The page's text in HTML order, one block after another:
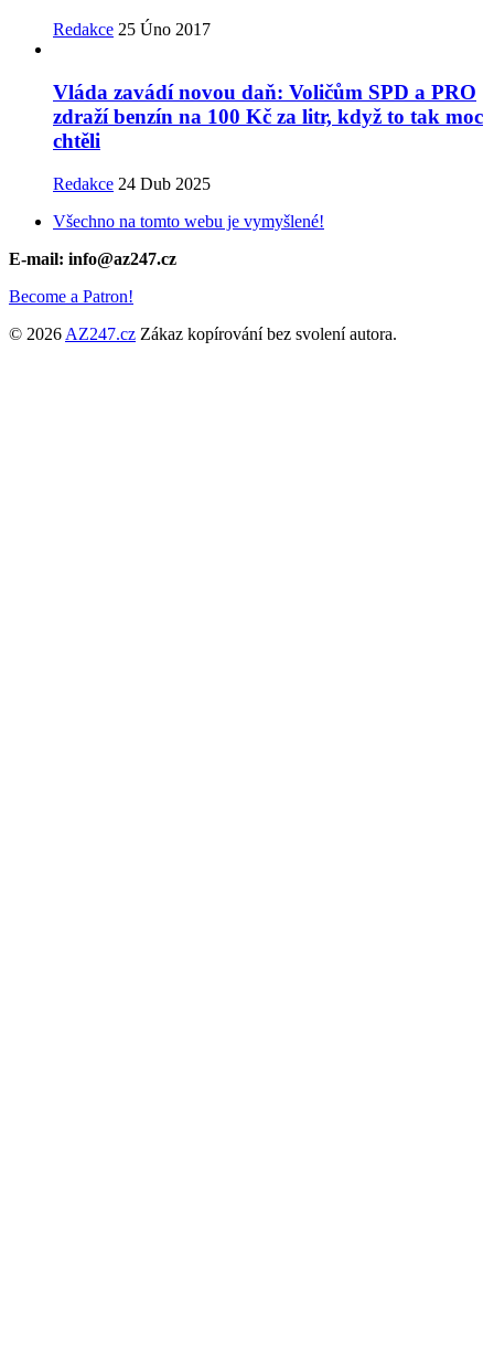
Redakce 25 Úno 2017
Vláda zavádí novou daň: Voličům SPD a PRO
zdraží benzín na 100 Kč za litr, když to tak moc
chtěli
Redakce 24 Dub 2025
Všechno na tomto webu je vymyšlené!
E-mail: info@az247.cz
Become a Patron!
© 2026 AZ247.cz Zákaz kopírování bez svolení autora.